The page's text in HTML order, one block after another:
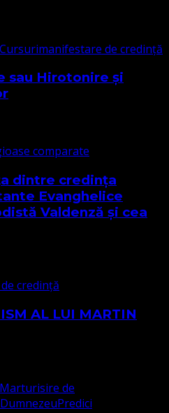
Cursurimanifestare de credință
sau Hirotonire și
comparate
dintre credința
Evanghelice
Valdenză și cea
credință
AL LUI MARTIN
Marturisire de
Predici